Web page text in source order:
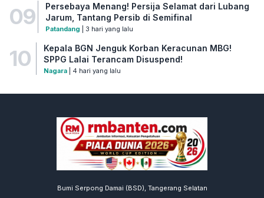
09
Persebaya Menang! Persija Selamat dari Lubang
Jarum, Tantang Persib di Semifinal
Patandang | 3 hari yang lalu
10
Kepala BGN Jenguk Korban Keracunan MBG!
SPPG Lalai Terancam Disuspend!
Nagara| 4 hari yang lalu
Bumi Serpong Damai (BSD), Tangerang Selatan